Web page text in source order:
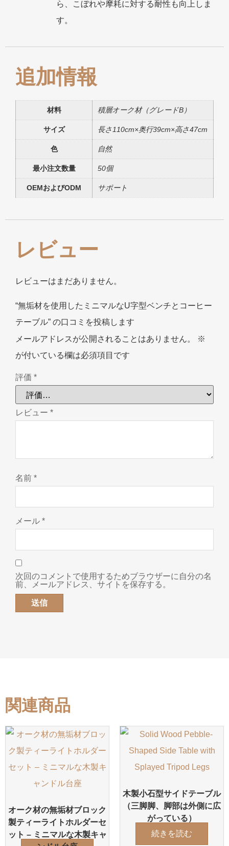
ら、こぼれや摩耗に対する耐性も向上しま
す。
追加情報
材料 積層オーク材（グレードB）
サイズ 長さ110cm×奥行39cm×高さ47cm
色 自然
最小注文数量 50個
OEMおよびODM サポート
レビュー
レビューはまだありません。
“無垢材を使用したミニマルなU字型ベンチとコーヒー
テーブル” の口コミを投稿します
メールアドレスが公開されることはありません。
※
が付いている欄は必須項目です
評価 *
レビュー *
名前 *
メール *
次回のコメントで使用するためブラウザーに自分の名
前、メールアドレス、サイトを保存する。
関連商品
オーク材の無垢材ブロック
製ティーライトホルダーセ
ット – ミニマルな木製キャ
木製小石型サイドテーブル
（三脚脚、脚部は外側に広
がっている）
続きを読む